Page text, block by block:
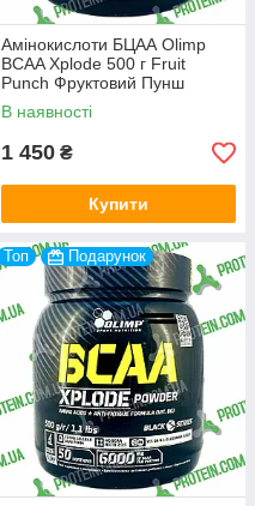
Амінокислоти БЦАА Olimp
BCAA Xplode 500 г Fruit
Punch Фруктовий Пунш
В наявності
1 450 ₴
Купити
Топ Подарунок